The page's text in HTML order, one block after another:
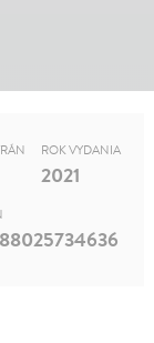
ROK VYDANIA
2021